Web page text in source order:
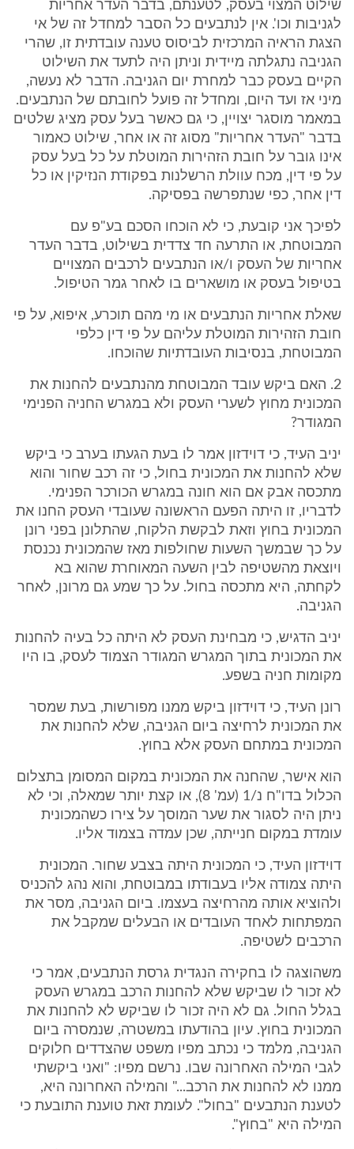
שילוט המצוי בעסק, לטענתם, בדבר העדר אחריות
לגניבות וכו'. אין לנתבעים כל הסבר למחדל זה של אי
הצגת הראיה המרכזית לביסוס טענה עובדתית זו, שהרי
הגניבה נתגלתה מיידית וניתן היה לתעד את השילוט
הקיים בעסק כבר למחרת יום הגניבה. הדבר לא נעשה,
מיני אז ועד היום, ומחדל זה פועל לחובתם של הנתבעים.
במאמר מוסגר יצויין, כי גם כאשר בעל עסק מציג שלטים
בדבר "העדר אחריות" מסוג זה או אחר, שילוט כאמור
אינו גובר על חובת הזהירות המוטלת על כל בעל עסק
על פי דין, מכח עוולת הרשלנות בפקודת הנזיקין או כל
דין אחר, כפי שנתפרשה בפסיקה.
לפיכך אני קובעת, כי לא הוכחו הסכם בע"פ עם
המבוטחת, או התרעה חד צדדית בשילוט, בדבר העדר
אחריות של העסק ו/או הנתבעים לרכבים המצויים
בטיפול בעסק או מושארים בו לאחר גמר הטיפול.
שאלת אחריות הנתבעים או מי מהם תוכרע, איפוא, על פי
חובת הזהירות המוטלת עליהם על פי דין כלפי
המבוטחת, בנסיבות העובדתיות שהוכחו.
2. האם ביקש עובד המבוטחת מהנתבעים להחנות את
המכונית מחוץ לשערי העסק ולא במגרש החניה הפנימי
המגודר?
יניב העיד, כי דוידזון אמר לו בעת הגעתו בערב כי ביקש
שלא להחנות את המכונית בחול, כי זה רכב שחור והוא
מתכסה אבק אם הוא חונה במגרש הכורכר הפנימי.
לדבריו, זו היתה הפעם הראשונה שעובדי העסק החנו את
המכונית בחוץ וזאת לבקשת הלקוח, שהתלונן בפני רונן
על כך שבמשך השעות שחולפות מאז שהמכונית נכנסת
ויוצאת מהשטיפה לבין השעה המאוחרת שהוא בא
לקחתה, היא מתכסה בחול. על כך שמע גם מרונן, לאחר
הגניבה.
יניב הדגיש, כי מבחינת העסק לא היתה כל בעיה להחנות
את המכונית בתוך המגרש המגודר הצמוד לעסק, בו היו
מקומות חניה בשפע.
רונן העיד, כי דוידזון ביקש ממנו מפורשות, בעת שמסר
את המכונית לרחיצה ביום הגניבה, שלא להחנות את
המכונית במתחם העסק אלא בחוץ.
הוא אישר, שהחנה את המכונית במקום המסומן בתצלום
הכלול בדו"ח נ/1 (עמ' 8), או קצת יותר שמאלה, וכי לא
ניתן היה לסגור את שער המוסך על צירו כשהמכונית
עומדת במקום חנייתה, שכן עמדה בצמוד אליו.
דוידזון העיד, כי המכונית היתה בצבע שחור. המכונית
היתה צמודה אליו בעבודתו במבוטחת, והוא נהג להכניס
ולהוציא אותה מהרחיצה בעצמו. ביום הגניבה, מסר את
המפתחות לאחד העובדים או הבעלים שמקבל את
הרכבים לשטיפה.
משהוצגה לו בחקירה הנגדית גרסת הנתבעים, אמר כי
לא זכור לו שביקש שלא להחנות הרכב במגרש העסק
בגלל החול. גם לא היה זכור לו שביקש לא להחנות את
המכונית בחוץ. עיון בהודעתו במשטרה, שנמסרה ביום
הגניבה, מלמד כי נכתב מפיו משפט שהצדדים חלוקים
לגבי המילה האחרונה שבו. נרשם מפיו: "ואני ביקשתי
ממנו לא להחנות את הרכב..." והמילה האחרונה היא,
לטענת הנתבעים "בחול". לעומת זאת טוענת התובעת כי
המילה היא "בחוץ".